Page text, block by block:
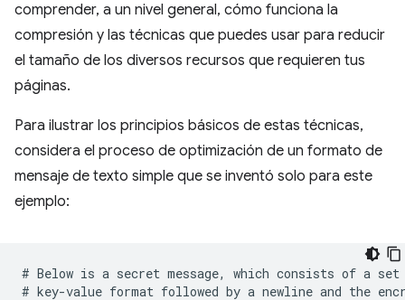
comprender, a un nivel general, cómo funciona la
compresión y las técnicas que puedes usar para reducir
el tamaño de los diversos recursos que requieren tus
páginas.
Para ilustrar los principios básicos de estas técnicas,
considera el proceso de optimización de un formato de
mensaje de texto simple que se inventó solo para este
ejemplo:
# Below is a secret message, which consists of a
# key-value format followed by a newline and the